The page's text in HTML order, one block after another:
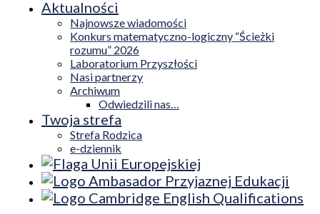
Aktualności
Najnowsze wiadomości
Konkurs matematyczno-logiczny “Ścieżki
rozumu” 2026
Laboratorium Przyszłości
Nasi partnerzy
Archiwum
Odwiedzili nas…
Twoja strefa
Strefa Rodzica
e-dziennik